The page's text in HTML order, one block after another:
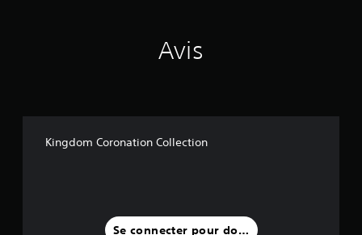
Avis
Kingdom Coronation Collection
Se connecter pour donner un avis